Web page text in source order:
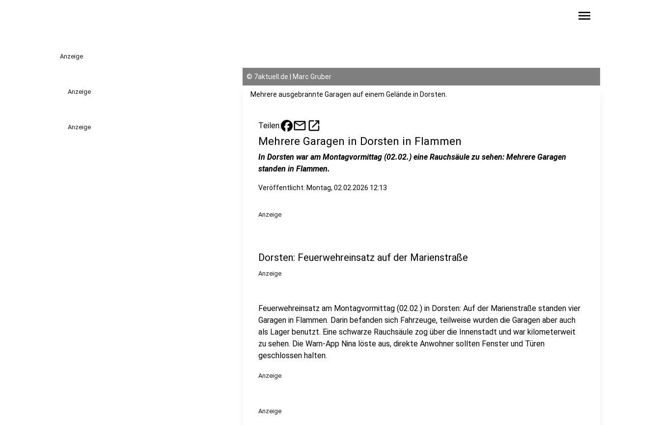
menu
Anzeige
Anzeige
Anzeige
© 7aktuell.de | Marc Gruber
Mehrere ausgebrannte Garagen auf einem Gelände in Dorsten.
Teilen: mailopen_in_new
Mehrere Garagen in Dorsten in Flammen
In Dorsten war am Montagvormittag (02.02.) eine Rauchsäule zu sehen: Mehrere Garagen
standen in Flammen.
Veröffentlicht: Montag, 02.02.2026 12:13
Anzeige
Dorsten: Feuerwehreinsatz auf der Marienstraße
Anzeige
Feuerwehreinsatz am Montagvormittag (02.02.) in Dorsten: Auf der Marienstraße standen vier
Garagen in Flammen. Darin befanden sich Fahrzeuge, teilweise wurden die Garagen aber auch
als Lager benutzt. Eine schwarze Rauchsäule zog über die Innenstadt und war kilometerweit
zu sehen. Die Warn-App Nina löste aus, direkte Anwohner sollten Fenster und Türen
geschlossen halten.
Anzeige
Anzeige